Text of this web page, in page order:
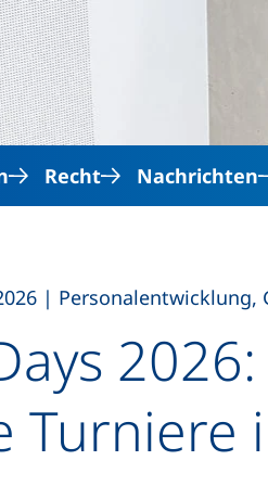
Recht Nachrichten
Turniere
| Personalentwicklung,